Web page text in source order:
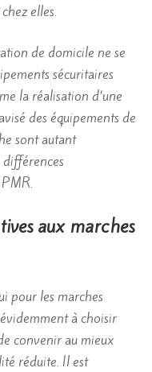
elles.
de domicile ne se
sécuritaires
la réalisation d’une
des équipements de
sont autant
aux marches
pour les marches
à choisir
convenir au mieux
réduite. Il est